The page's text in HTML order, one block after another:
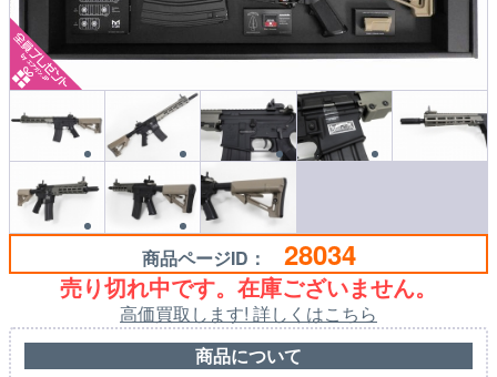
商品ページID： 28034
売り切れ中です。在庫ございません。
高価買取します! 詳しくはこちら
商品について